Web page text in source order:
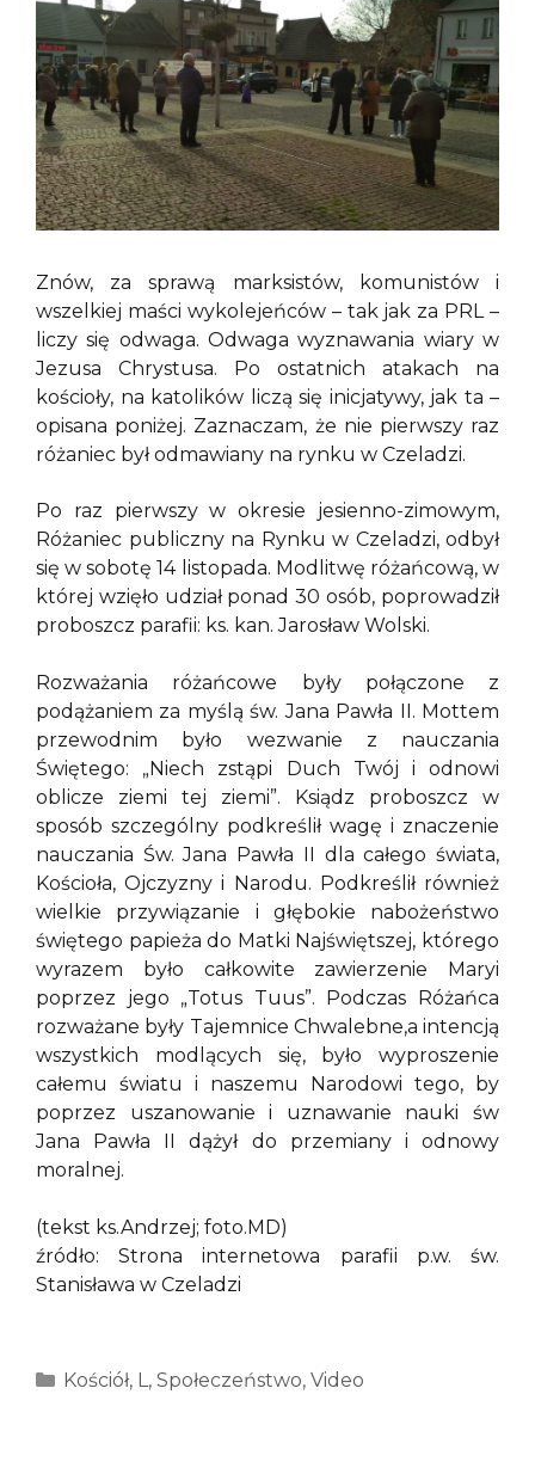
Znów, za sprawą marksistów, komunistów i
wszelkiej maści wykolejeńców – tak jak za PRL –
liczy się odwaga. Odwaga wyznawania wiary w
Jezusa Chrystusa. Po ostatnich atakach na
kościoły, na katolików liczą się inicjatywy, jak ta –
opisana poniżej. Zaznaczam, że nie pierwszy raz
różaniec był odmawiany na rynku w Czeladzi.
Po raz pierwszy w okresie jesienno-zimowym,
Różaniec publiczny na Rynku w Czeladzi, odbył
się w sobotę 14 listopada. Modlitwę różańcową, w
której wzięło udział ponad 30 osób, poprowadził
proboszcz parafii: ks. kan. Jarosław Wolski.
Rozważania różańcowe były połączone z
podążaniem za myślą św. Jana Pawła II. Mottem
przewodnim było wezwanie z nauczania
Świętego: „Niech zstąpi Duch Twój i odnowi
oblicze ziemi tej ziemi”. Ksiądz proboszcz w
sposób szczególny podkreślił wagę i znaczenie
nauczania Św. Jana Pawła II dla całego świata,
Kościoła, Ojczyzny i Narodu. Podkreślił również
wielkie przywiązanie i głębokie nabożeństwo
świętego papieża do Matki Najświętszej, którego
wyrazem było całkowite zawierzenie Maryi
poprzez jego „Totus Tuus”. Podczas Różańca
rozważane były Tajemnice Chwalebne,a intencją
wszystkich modlących się, było wyproszenie
całemu światu i naszemu Narodowi tego, by
poprzez uszanowanie i uznawanie nauki św
Jana Pawła II dążył do przemiany i odnowy
moralnej.
(tekst ks.Andrzej; foto.MD)
źródło: Strona internetowa parafii p.w. św.
Stanisława w Czeladzi
Kategorie
Kościół, L, Społeczeństwo, Video